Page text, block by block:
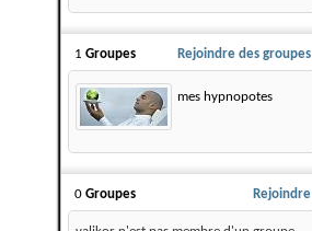
Rejoindre des groupes
1 Groupes
mes hypnopotes
Rejoindre
0 Groupes